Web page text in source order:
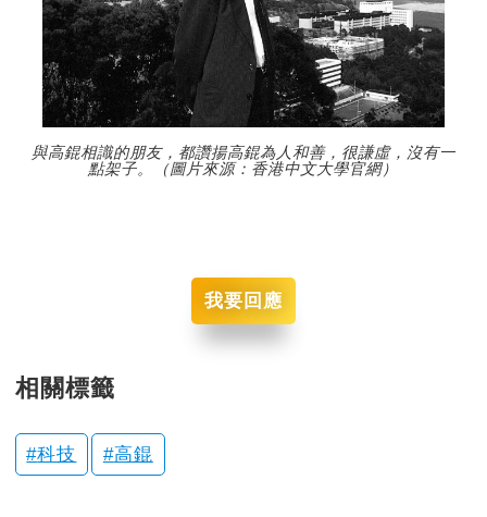
與高錕相識的朋友，都讚揚高錕為人和善，很謙虛，沒有一
點架子。（圖片來源：香港中文大學官網）
我要回應
相關標籤
科技 高錕